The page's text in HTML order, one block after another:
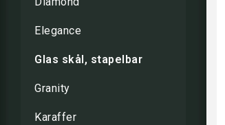
Elegance
Glas skål, stapelbar
Granity
Karaffer